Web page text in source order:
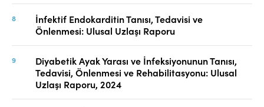
İnfektif Endokarditin Tanısı, Tedavisi ve
Önlenmesi: Ulusal Uzlaşı Raporu
Diyabetik Ayak Yarası ve İnfeksiyonunun Tanısı,
Tedavisi, Önlenmesi ve Rehabilitasyonu: Ulusal
Uzlaşı Raporu, 2024